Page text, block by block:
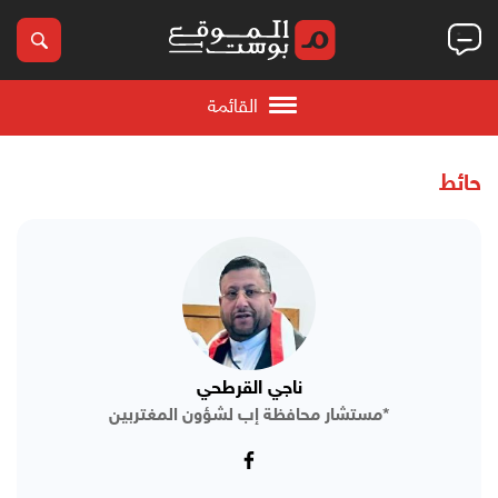
القائمة
حائط
ناجي القرطحي
*مستشار محافظة إب لشؤون المغتربين